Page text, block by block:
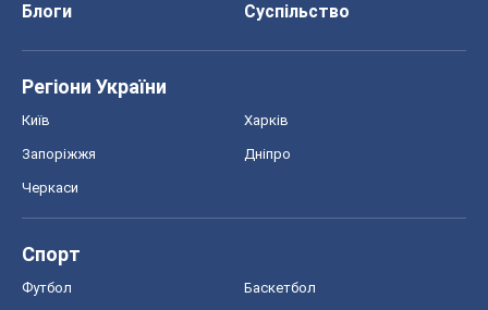
Блоги
Суспільство
Регіони України
Київ Харків
Запоріжжя Дніпро
Черкаси
Спорт
Футбол Баскетбол